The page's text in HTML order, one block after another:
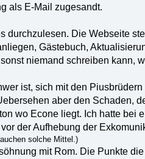
als E-Mail zugesandt.
durchzulesen. Die Webseite
Gästebuch,
niemand schreiben kann,
ist, sich mit den
aber den Schaden,
wo Econe liegt. Ich hatte bei
der Aufhebung der
solche Mittel.)
mit Rom. Die Punkte